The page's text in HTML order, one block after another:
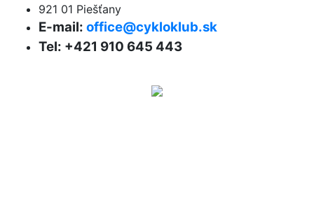
921 01 Piešťany
E-mail: office@cykloklub.sk
Tel: +421 910 645 443